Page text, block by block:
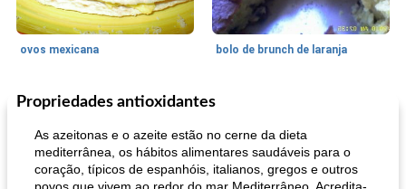
ovos mexicana bolo de brunch de laranja
130min
Pães De Fermento
Propriedades antioxidantes
As azeitonas e o azeite estão no cerne da dieta
mediterrânea, os hábitos alimentares saudáveis ​​para o
coração, típicos de espanhóis, italianos, gregos e outros